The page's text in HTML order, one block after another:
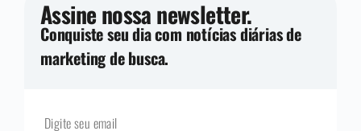
Assine nossa newsletter.
Conquiste seu dia com notícias diárias de
marketing de busca.